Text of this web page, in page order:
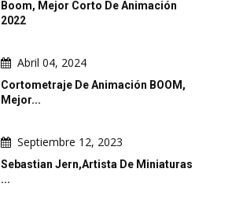
Boom, Mejor Corto De Animación
2022
Abril 04, 2024
Cortometraje De Animación BOOM,
Mejor...
Septiembre 12, 2023
Sebastian Jern,artista De Miniaturas
...